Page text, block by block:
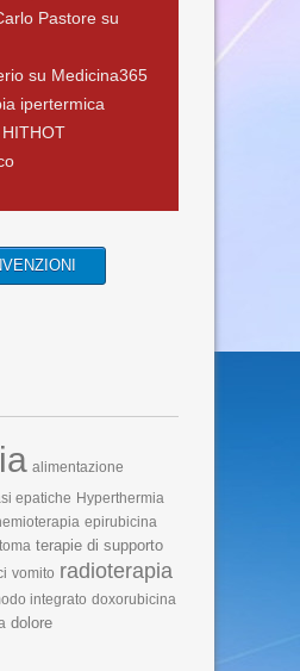
Pastore su
su Medicina365
ipertermica
alimentazione
epatiche Hyperthermia
epirubicina
terapie di supporto
vomito radioterapia
integrato doxorubicina
dolore